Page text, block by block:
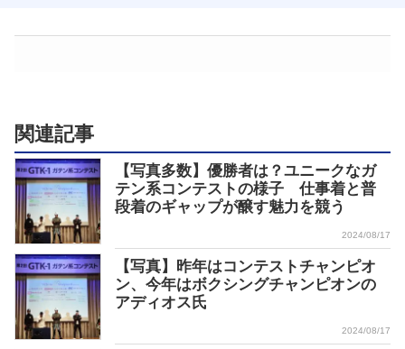
関連記事
【写真多数】優勝者は？ユニークなガ
テン系コンテストの様子 仕事着と普
段着のギャップが醸す魅力を競う
2024/08/17
【写真】昨年はコンテストチャンピオ
ン、今年はボクシングチャンピオンの
アディオス氏
2024/08/17